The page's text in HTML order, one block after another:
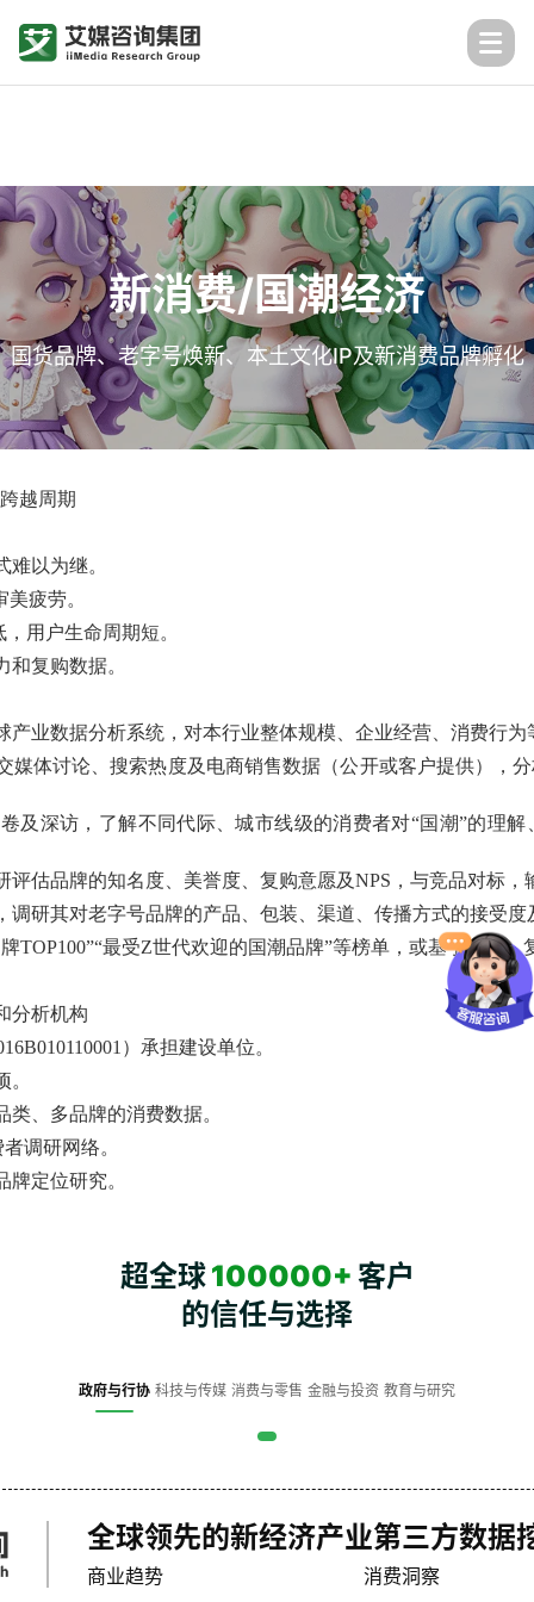
新消费/国潮经济
国货品牌、老字号焕新、本土文化IP及新消费品牌孵化
越周期
以为继。
疲劳。
用户生命周期短。
复购数据。
业数据分析系统，对本行业整体规模、企业经营、消费行
媒体讨论、搜索热度及电商销售数据（公开或客户提供），
及深访，了解不同代际、城市线级的消费者对“国潮”的理
估品牌的知名度、美誉度、复购意愿及NPS，与竞品对标，
研其对老字号品牌的产品、包装、渠道、传播方式的接受
TOP100”“最受Z世代欢迎的国潮品牌”等榜单，或基于销量
分析机构
）承担建设单位。
、多品牌的消费数据。
调研网络。
定位研究。
超全球100000+ 客户
的信任与选择
政府与行协 科技与传媒 消费与零售 金融与投资 教育与研究
全球领先的新经济产业第三方数据
商业趋势 消费洞察